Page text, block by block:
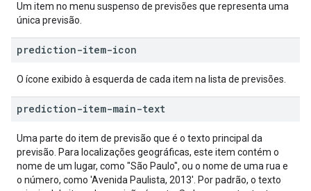
Um item no menu suspenso de previsões que representa uma
única previsão.
prediction-item-icon
O ícone exibido à esquerda de cada item na lista de previsões.
prediction-item-main-text
Uma parte do item de previsão que é o texto principal da
previsão. Para localizações geográficas, este item contém o
nome de um lugar, como "São Paulo", ou o nome de uma rua e
o número, como 'Avenida Paulista, 2013'. Por padrão, o texto